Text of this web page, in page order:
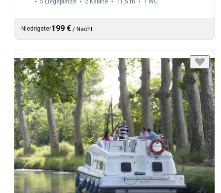
5 Liegeplätze 2 Kabine 11,5 m WC
Niedrigster199 € / Nacht